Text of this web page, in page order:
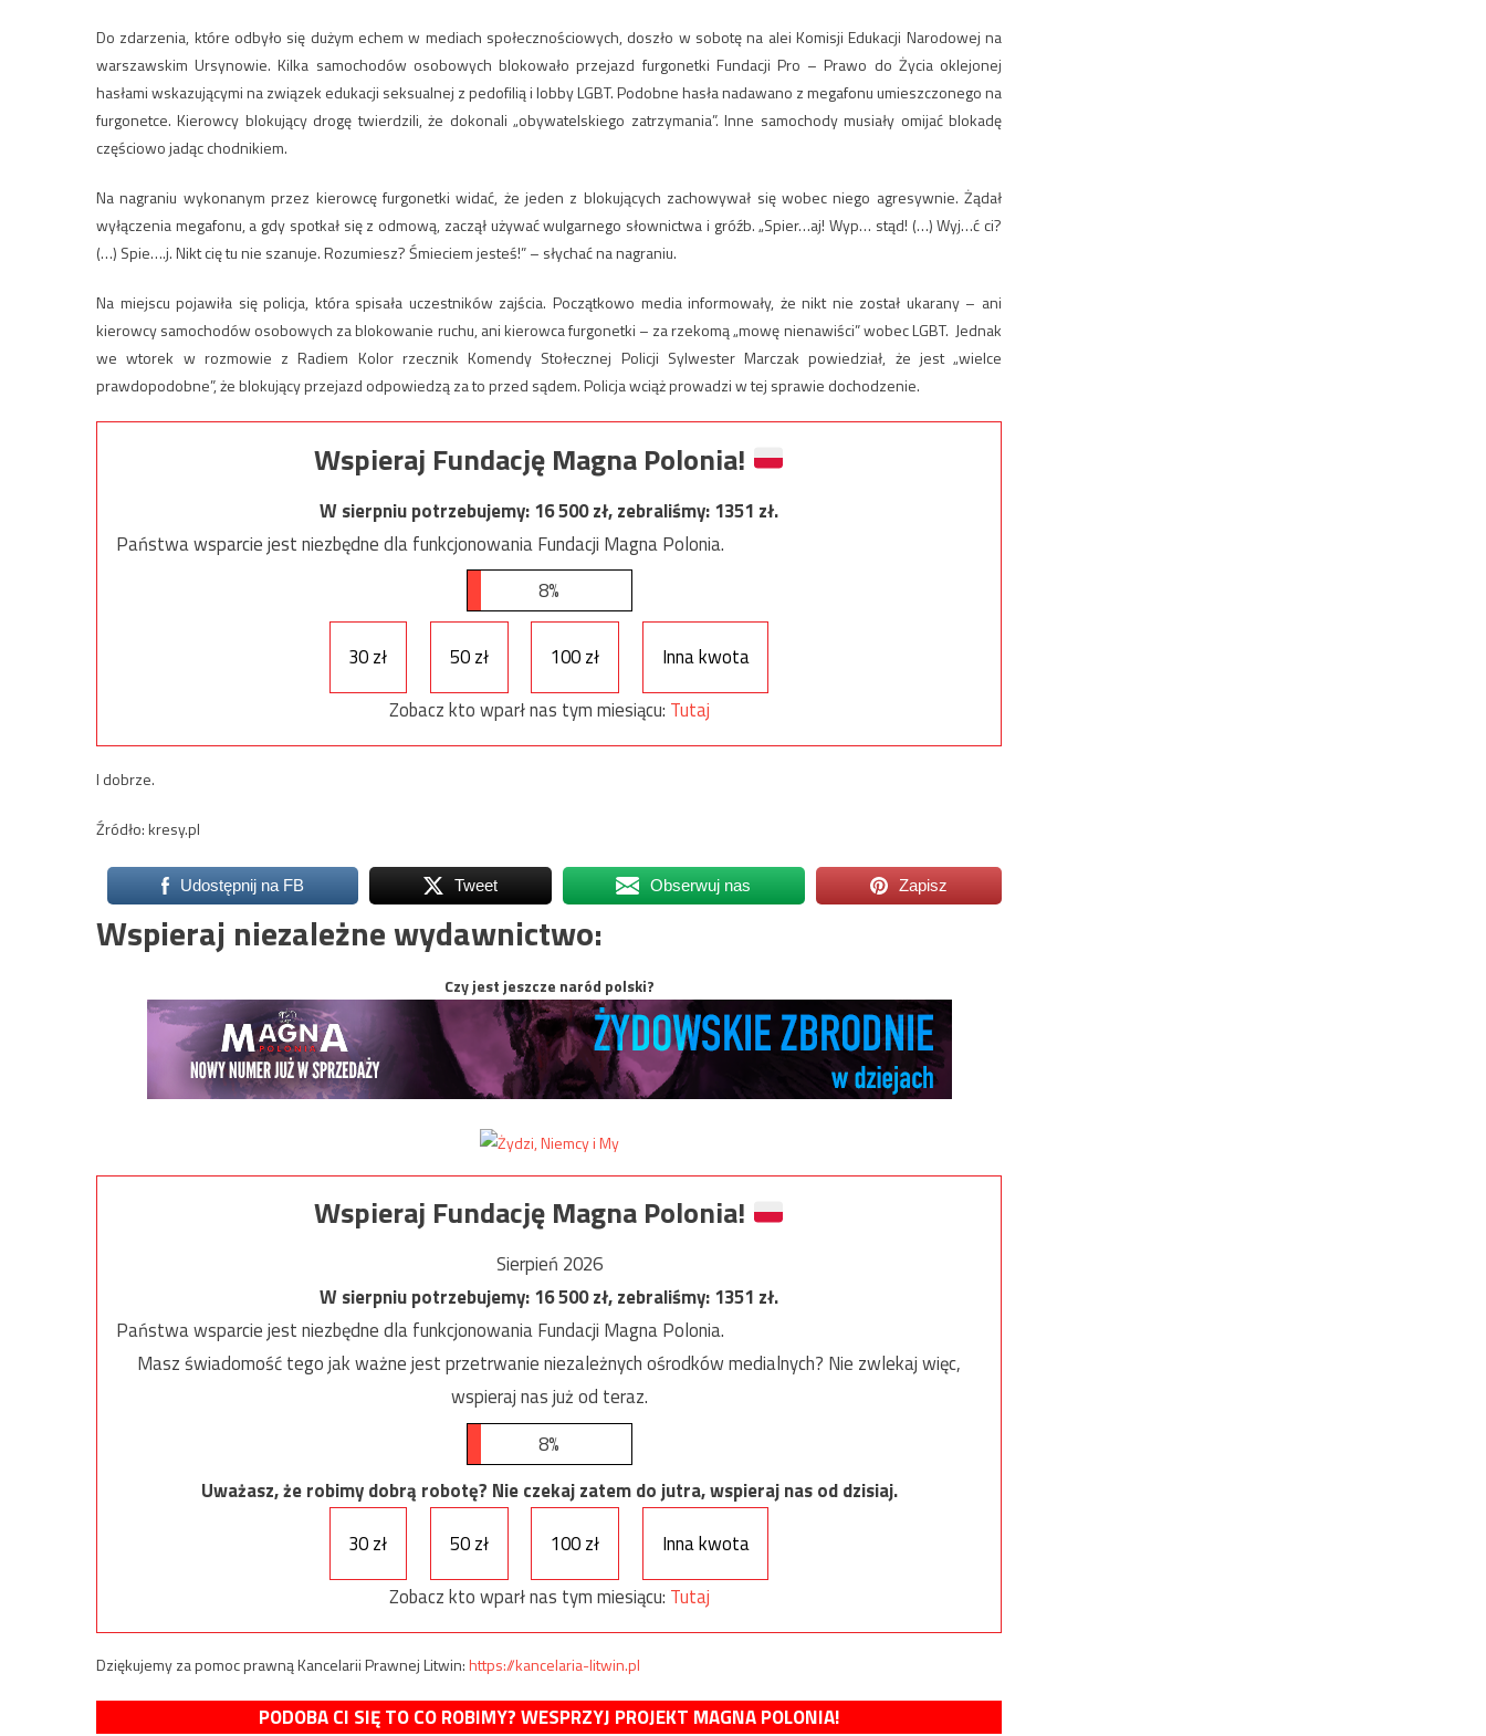
Do zdarzenia, które odbyło się dużym echem w mediach społecznościowych, doszło w sobotę na alei Komisji Edukacji Narodowej na
warszawskim Ursynowie. Kilka samochodów osobowych blokowało przejazd furgonetki Fundacji Pro – Prawo do Życia oklejonej
hasłami wskazującymi na związek edukacji seksualnej z pedofilią i lobby LGBT. Podobne hasła nadawano z megafonu umieszczonego na
furgonetce. Kierowcy blokujący drogę twierdzili, że dokonali „obywatelskiego zatrzymania”. Inne samochody musiały omijać blokadę
częściowo jadąc chodnikiem.
Na nagraniu wykonanym przez kierowcę furgonetki widać, że jeden z blokujących zachowywał się wobec niego agresywnie. Żądał
wyłączenia megafonu, a gdy spotkał się z odmową, zaczął używać wulgarnego słownictwa i gróźb. „Spier…aj! Wyp… stąd! (…) Wyj…ć ci?
(…) Spie….j. Nikt cię tu nie szanuje. Rozumiesz? Śmieciem jesteś!” – słychać na nagraniu.
Na miejscu pojawiła się policja, która spisała uczestników zajścia. Początkowo media informowały, że nikt nie został ukarany – ani
kierowcy samochodów osobowych za blokowanie ruchu, ani kierowca furgonetki – za rzekomą „mowę nienawiści” wobec LGBT. Jednak
we wtorek w rozmowie z Radiem Kolor rzecznik Komendy Stołecznej Policji Sylwester Marczak powiedział, że jest „wielce
prawdopodobne”, że blokujący przejazd odpowiedzą za to przed sądem. Policja wciąż prowadzi w tej sprawie dochodzenie.
Wspieraj Fundację Magna Polonia!
W sierpniu potrzebujemy:16 500zł, zebraliśmy:1351 zł.
Państwa wsparcie jest niezbędne dla funkcjonowania Fundacji Magna Polonia.
8%
30 zł 50 zł 100 zł
Inna kwota
Zobacz kto wparł nas tym miesiącu: Tutaj
I dobrze.
Źródło: kresy.pl
Udostępnij na FB Tweet Obserwuj nas Zapisz
Wspieraj niezależne wydawnictwo:
Czy jest jeszcze naród polski?
Wspieraj Fundację Magna Polonia!
Sierpień 2026
W sierpniu potrzebujemy:16 500zł, zebraliśmy:1351 zł.
Państwa wsparcie jest niezbędne dla funkcjonowania Fundacji Magna Polonia.
Masz świadomość tego jak ważne jest przetrwanie niezależnych ośrodków medialnych? Nie zwlekaj więc,
wspieraj nas już od teraz.
8%
Uważasz, że robimy dobrą robotę? Nie czekaj zatem do jutra, wspieraj nas od dzisiaj.
30 zł
50 zł 100 zł
Inna kwota
Zobacz kto wparł nas tym miesiącu: Tutaj
Dziękujemy za pomoc prawną Kancelarii Prawnej Litwin:https://kancelaria-litwin.pl
PODOBA CI SIĘ TO CO ROBIMY? WESPRZYJ PROJEKT MAGNA POLONIA!